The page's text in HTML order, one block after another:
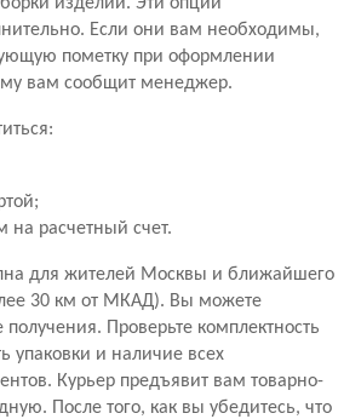
Если они вам необходимы,
пометку при оформлении
вам сообщит менеджер.
на расчетный счет.
для жителей Москвы и ближайшего
30 км от МКАД). Вы можете
получения. Проверьте комплектность
упаковки и наличие всех
Курьер предъявит вам товарно-
После того, как вы убедитесь, что